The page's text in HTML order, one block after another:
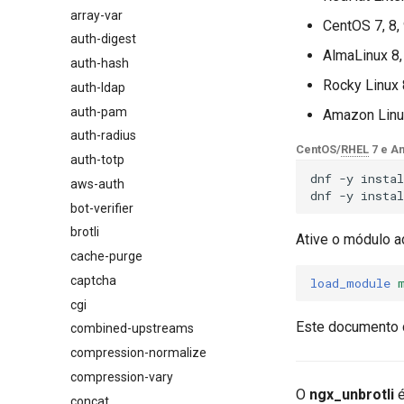
$browser_name
$browser_version
$device_brand
$device_json
$device_model
$device_type
$is_ai_crawler
$is_bot
$is_console
$is_desktop
$is_mobile
$is_tablet
$is_wearable
$os_family
$os_name
$os_version
array-var
auth-digest
auth-hash
auth-ldap
auth-pam
auth-radius
auth-totp
aws-auth
bot-verifier
brotli
cache-purge
captcha
cgi
combined-upstreams
compression-normalize
compression-vary
concat
CentOS 7, 8,
AlmaLinux
Rocky Linux
Amazon
CentOS/RHEL 7 e
dnf -y
dnf -y
Ative o módulo
load_module
Este
O ngx_unbrotli